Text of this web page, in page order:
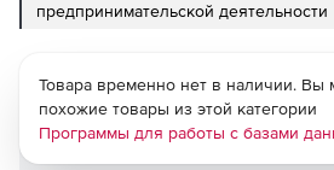
предпринимательской деятельности
Товара временно нет в наличии. Вы
похожие товары из этой категории
Программы для работы с базами